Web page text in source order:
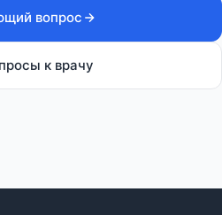
вопрос
к врачу